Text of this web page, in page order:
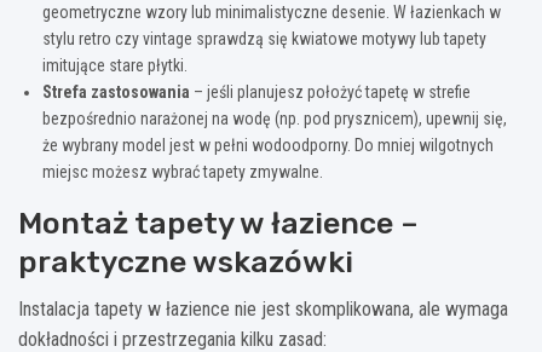
geometryczne wzory lub minimalistyczne desenie. W łazienkach w
stylu retro czy vintage sprawdzą się kwiatowe motywy lub tapety
imitujące stare płytki.
Strefa zastosowania – jeśli planujesz położyć tapetę w strefie
bezpośrednio narażonej na wodę (np. pod prysznicem), upewnij się,
że wybrany model jest w pełni wodoodporny. Do mniej wilgotnych
miejsc możesz wybrać tapety zmywalne.
Montaż tapety w łazience –
praktyczne wskazówki
Instalacja tapety w łazience nie jest skomplikowana, ale wymaga
dokładności i przestrzegania kilku zasad: